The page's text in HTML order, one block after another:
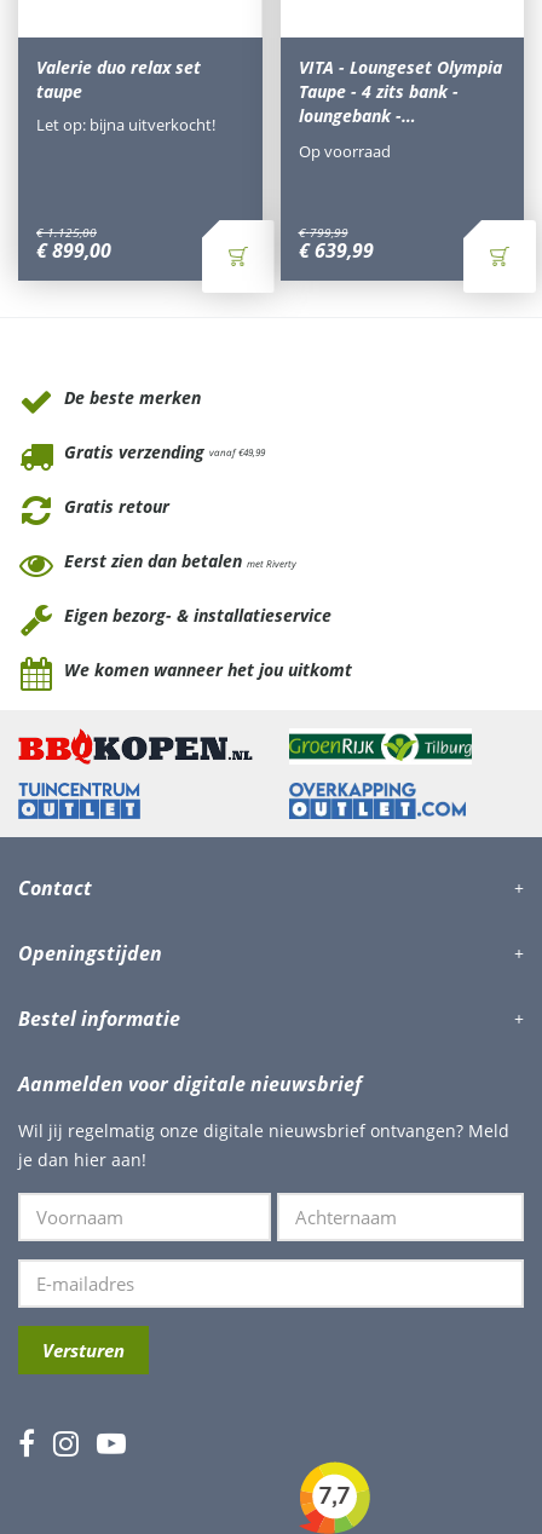
Valerie duo relax set
taupe
€ 1.125,00
€899,00
Let op: bijna uitverkocht!
VITA - Loungeset Olympia
Taupe - 4 zits bank -
loungebank -…
€ 799,99
€ 639,99
Op voorraad
De beste merken
Gratis verzending vanaf €49,99
Gratis retour
Eerst zien dan betalen met Riverty
Eigen bezorg- & installatieservice
We komen wanneer het jou uitkomt
Contact
Openingstijden
Bestel informatie
Aanmelden voor digitale nieuwsbrief
Wil jij regelmatig onze digitale nieuwsbrief ontvangen? Meld
je dan hier aan!